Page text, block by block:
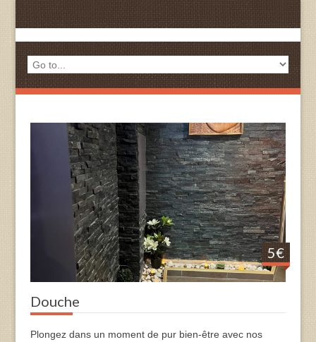
5€
Douche
Plongez dans un moment de pur bien-être avec nos